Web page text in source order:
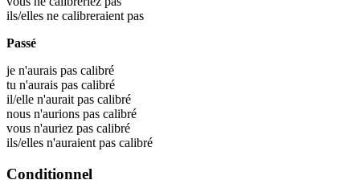
ils/elles ne calibreraient pas
Passé
je n'aurais pas calibré
tu n'aurais pas calibré
il/elle n'aurait pas calibré
nous n'aurions pas calibré
vous n'auriez pas calibré
ils/elles n'auraient pas calibré
Conditionnel